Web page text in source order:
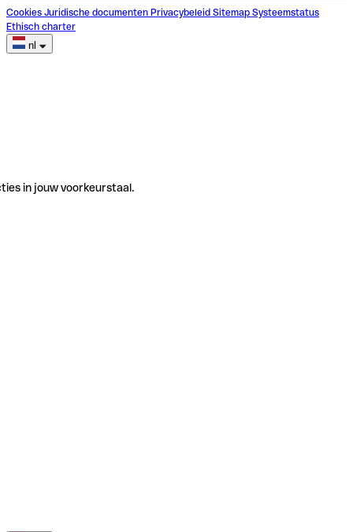
Cookies Juridische documenten Privacybeleid Sitemap Systeemstatus
Ethisch charter
nl
in jouw voorkeurstaal.